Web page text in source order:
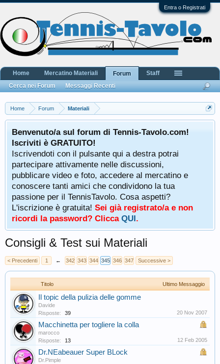
Entra o Registrati
Home Forum Materiali
Benvenuto/a sul forum di Tennis-Tavolo.com!
Iscriviti è GRATUITO!
Iscrivendoti con il pulsante qui a destra potrai
partecipare attivamente nelle discussioni,
pubblicare video e foto, accedere al mercatino e
conoscere tanti amici che condividono la tua
passione per il TennisTavolo. Cosa aspetti?
L'iscrizione è gratuita! Sei già registrato/a e non
ricordi la password? Clicca QUI.
Consigli & Test sui Materiali
< Precedenti 1 ← 342 343 344 345 346 347 Successive >
Titolo Ultimo Messaggio
Il topic della pulizia delle gomme
Davide
Risposte:
39 20 Nov 2007
Macchinetta per togliere la colla
marocco
Risposte:
13 12 Feb 2005
Dr.NEabeauer Super BLock
Dr.Pimple
Home Mercatino Materiali
Forum
Cerca nei Forum
Messaggi Recenti
Staff